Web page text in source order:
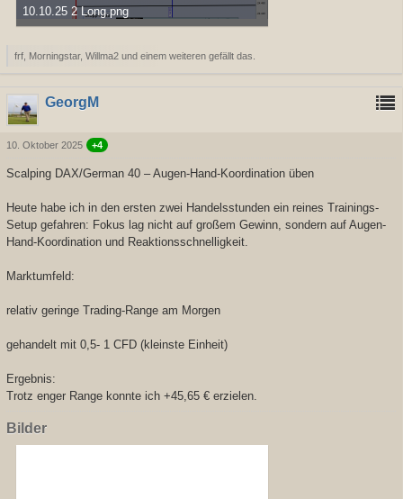
10.10.25 2 Long.png
36,21 kB, 1.065×736, 375 mal angesehen
frf, Morningstar, Willma2 und einem weiteren gefällt das.
GeorgM
10. Oktober 2025 +4
Scalping DAX/German 40 – Augen-Hand-Koordination üben
Heute habe ich in den ersten zwei Handelsstunden ein reines Trainings-
Setup gefahren: Fokus lag nicht auf großem Gewinn, sondern auf Augen-
Hand-Koordination und Reaktionsschnelligkeit.
Marktumfeld:
relativ geringe Trading-Range am Morgen
gehandelt mit 0,5- 1 CFD (kleinste Einheit)
Ergebnis:
Trotz enger Range konnte ich +45,65 € erzielen.
Bilder